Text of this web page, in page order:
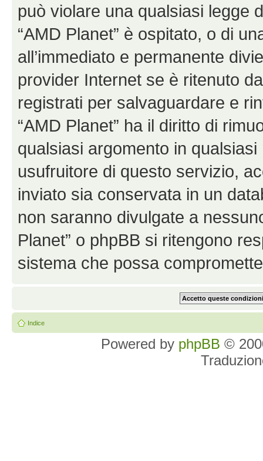
può violare una qualsiasi legge
“AMD Planet” è ospitato, o di
all’immediato e permanente
provider Internet se è ritenuto
registrati per salvaguardare e
“AMD Planet” ha il diritto di
qualsiasi argomento in
usufruitore di questo servizio,
inviato sia conservata in un
non saranno divulgate a
Planet” o phpBB si ritengono
sistema che possa
Indice
Powered by phpBB ©